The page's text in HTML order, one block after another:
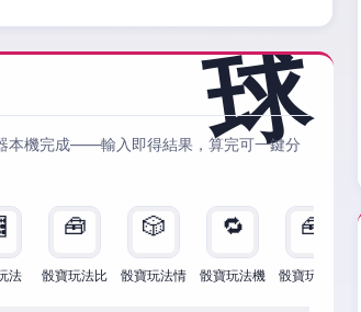
本機完成——輸入即得結果，算完可一鍵分
法
🧰
骰寶玩法比
🎲
骰寶玩法情
🔁
骰寶玩法機
🧰
骰寶玩法檢